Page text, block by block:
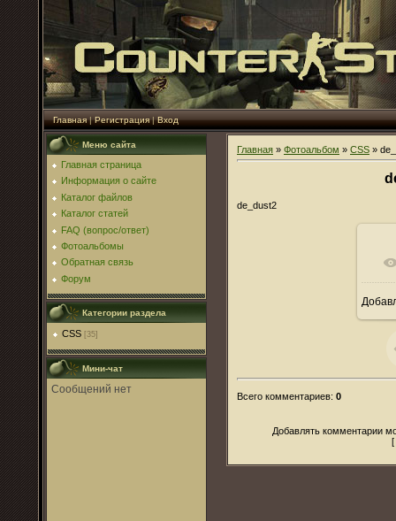
Главная|Регистрация|Вход
Меню сайта
Главная страница
Информация о сайте
Каталог файлов
Каталог статей
FAQ (вопрос/ответ)
Фотоальбомы
Обратная связь
Форум
Категории раздела
CSS [35]
Мини-чат
Главная » Фотоальбом » CSS »
de_dust2
Всего комментариев: 0
Добавлять комментарии
[